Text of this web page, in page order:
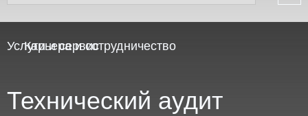
Услуги и сервис
Технический аудит
Карьера и сотрудничество